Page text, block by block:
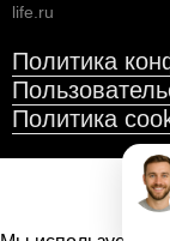
life.ru
Политика
Политика